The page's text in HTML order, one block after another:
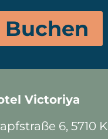
zur
Victoriya
6, 5710